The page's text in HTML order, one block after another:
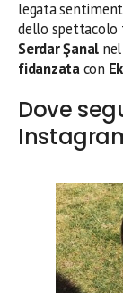
legata
dello spettacolo
Serdar Şanal
fidanzatacon
Dove